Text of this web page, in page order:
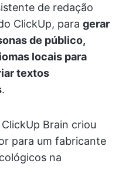
de redação
ClickUp, para gerar
de público,
locais para
textos
.
Brain criou
para um fabricante
na